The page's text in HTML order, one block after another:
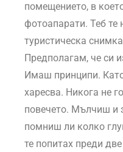
помещението, в
фотоапарати. Теб те
туристическа
Предполагам, че си
Имаш принципи.
харесва. Никога не
повечето. Мълчиш и
помниш ли колко
те попитах преди